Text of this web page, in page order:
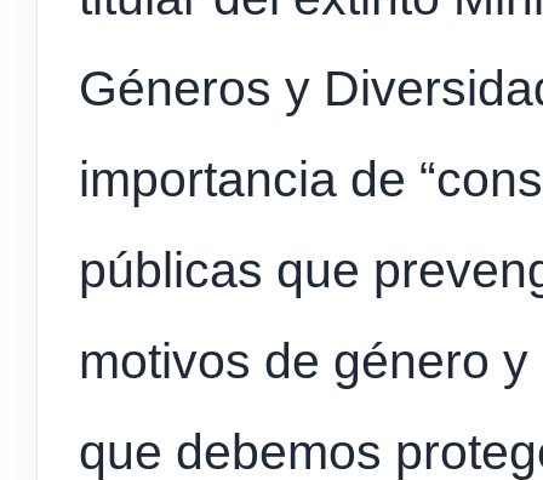
Géneros y
importancia de
públicas que
motivos de género
que debemos